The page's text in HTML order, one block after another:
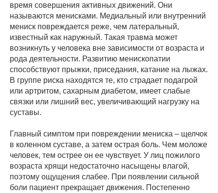
время совершения активных движений. Они
называются менисками. Медиальный или внутренний
мениск повреждается реже, чем латеральный,
известный как наружный. Такая травма может
возникнуть у человека вне зависимости от возраста и
рода деятельности. Развитию менископатии
способствуют прыжки, приседания, катание на лыжах.
В группе риска находятся те, кто страдает подагрой
или артритом, сахарным диабетом, имеет слабые
связки или лишний вес, увеличивающий нагрузку на
суставы.
Главный симптом при повреждении мениска – щелчок
в коленном суставе, а затем острая боль. Чем моложе
человек, тем острее он ее чувствует. У лиц пожилого
возраста хрящи недостаточно насыщены влагой,
поэтому ощущения слабее. При появлении сильной
боли пациент прекращает движения. Постепенно